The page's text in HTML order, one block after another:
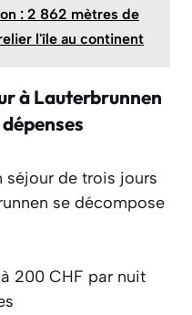
: 2 862 mètres de
l'île au continent
à Lauterbrunnen
séjour de trois jours
se décompose
200 CHF par nuit